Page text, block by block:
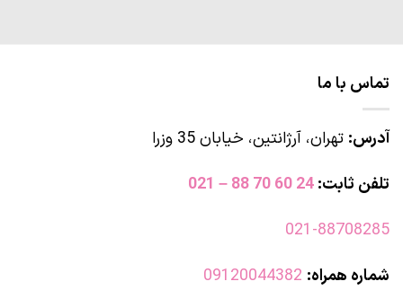
تماس با ما
آدرس: تهران، آرژانتین، خیابان 35 وزرا
تلفن ثابت:24 60 70 88 – 021
021-88708285
شماره همراه: 09120044382